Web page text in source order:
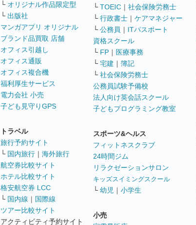
└ オリジナル作品限定型
└ 出版社
マンガアプリ オリジナル
ブランド品買取 店舗
オフィス引越し
オフィス通販
オフィス複合機
福利厚生サービス
電力会社 小売
子ども見守りGPS
トラベル
旅行予約サイト
└ 国内旅行 ｜ 海外旅行
航空券比較サイト
ホテル比較サイト
格安航空券 LCC
└ 国内線 ｜ 国際線
ツアー比較サイト
アクティビティ予約サイト
└ TOEIC ｜ 社会保険労務士
└ 行政書士 ｜ ケアマネジャー
└ 公務員 ｜ ITパスポート
資格スクール
└ FP ｜ 医療事務
└ 宅建 ｜ 簿記
└ 社会保険労務士
公務員試験予備校
法人向け英会話スクール
子どもプログラミング教室
スポーツ&ヘルス
フィットネスクラブ
24時間ジム
リラクゼーションサロン
キッズスイミングスクール
└ 幼児 ｜ 小学生
小売